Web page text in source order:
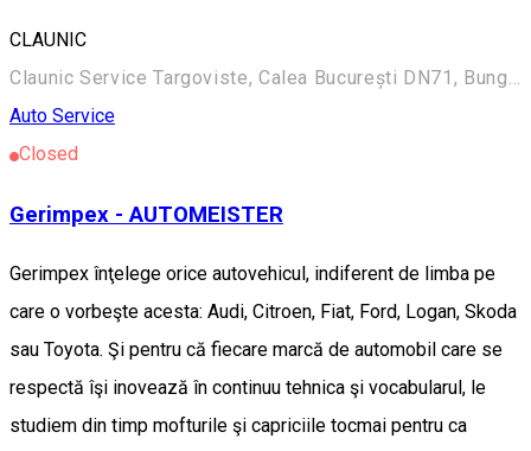
CLAUNIC
Claunic Service Targoviste, Calea București DN71, Bungetu, 137497, România
Auto Service
Closed
Gerimpex - AUTOMEISTER
Gerimpex înţelege orice autovehicul, indiferent de limba pe
care o vorbeşte acesta: Audi, Citroen, Fiat, Ford, Logan, Skoda
sau Toyota. Şi pentru că fiecare marcă de automobil care se
respectă îşi inovează în continuu tehnica şi vocabularul, le
studiem din timp mofturile şi capriciile tocmai pentru ca